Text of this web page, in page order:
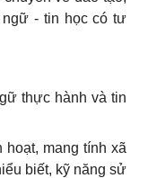
ngữ - tin học có tư
thực hành và tin
mang tính xã
biết, kỹ năng sử